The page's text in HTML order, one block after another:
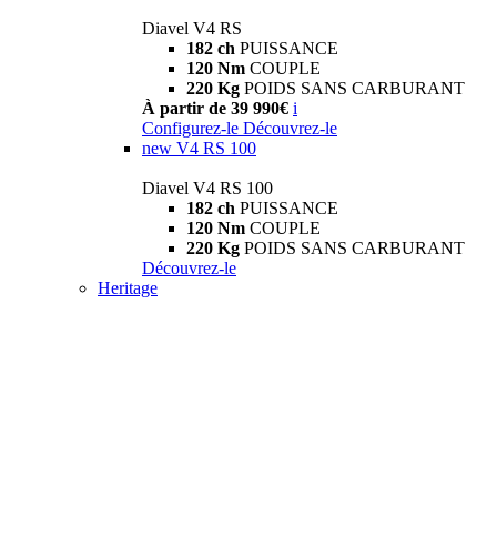
Diavel V4 RS
182 ch PUISSANCE
120 Nm COUPLE
220 Kg POIDS SANS CARBURANT
À partir de 39 990€ i
Configurez-le Découvrez-le
new V4 RS 100
Diavel V4 RS 100
182 ch PUISSANCE
120 Nm COUPLE
220 Kg POIDS SANS CARBURANT
Découvrez-le
Heritage